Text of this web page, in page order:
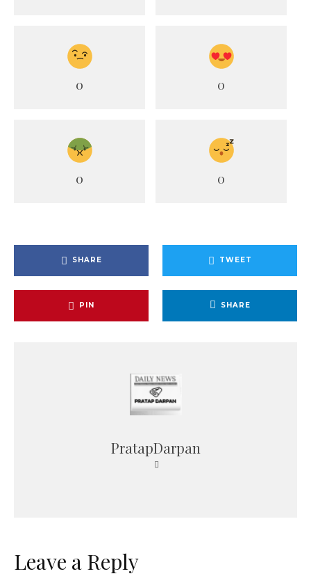
0 0
0 0
SHARE TWEET
PIN SHARE
PratapDarpan
Leave a Reply